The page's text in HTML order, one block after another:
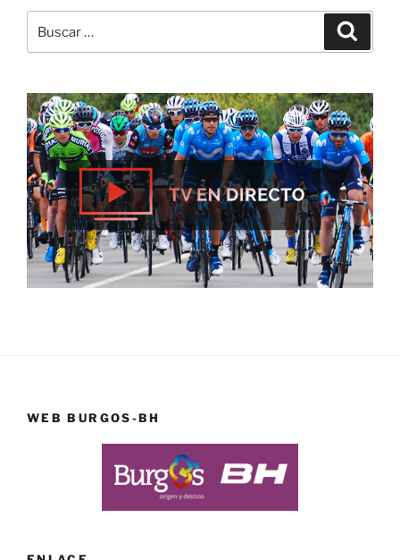
por:
WEB BURGOS-BH